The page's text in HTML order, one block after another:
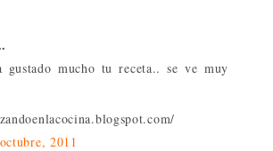
gustado mucho tu receta.. se ve muy
2011